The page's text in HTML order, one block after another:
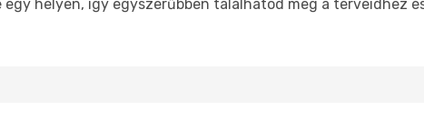
helyen, így egyszerűbben találhatod meg a terveidhez